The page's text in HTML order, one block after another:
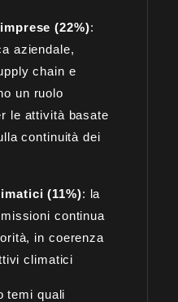
(22%):
aziendale,
chain e
un ruolo
le attività basate
continuità dei
(11%): la
continua
in coerenza
climatici
temi quali